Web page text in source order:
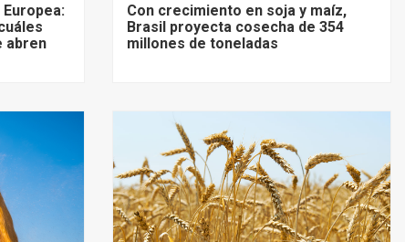
abren
Con crecimiento en soja y maíz,
Brasil proyecta cosecha de 354
millones de toneladas